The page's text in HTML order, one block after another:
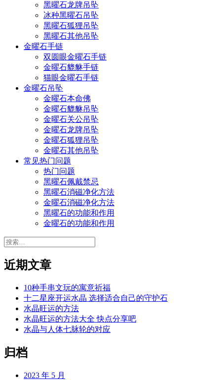
黑曜石龙牌吊坠
冰种黑曜石吊坠
黑曜石狐狸吊坠
黑曜石其他吊坠
金曜石手链
双圆眼金曜石手链
金曜石貔貅手链
猫眼金曜石手链
金曜石吊坠
金曜石本命佛
金曜石貔貅吊坠
金曜石关公吊坠
金曜石龙牌吊坠
金曜石狐狸吊坠
金曜石其他吊坠
常见热门问题
热门问题
黑曜石佩戴禁忌
黑曜石消磁净化方法
金曜石消磁净化方法
黑曜石的功能和作用
金曜石的功能和作用
搜
近期文章
10种手串文玩的寓意祈福
十二星座开运水晶 选择适合自己的守护石
水晶旺运的方法
水晶旺运的方法大全 快点分享吧
水晶与人体七脉轮的对应
归档
2023 年 5 月